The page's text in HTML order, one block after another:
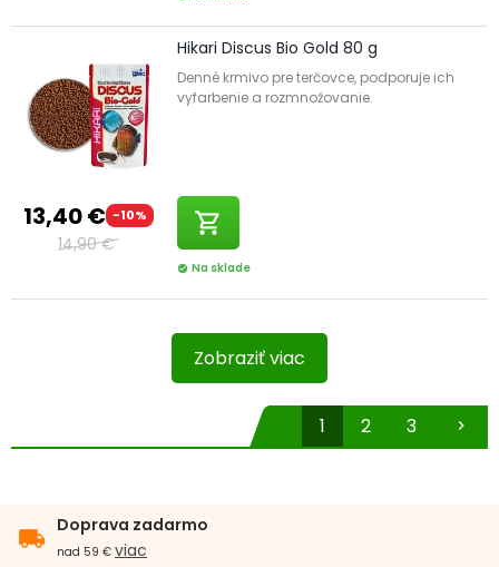
13,40 € -10%
14,90 €
Hikari Discus Bio Gold 80 g
Denné krmivo pre terčovce, podporuje ich
vyfarbenie a rozmnožovanie.
shopping_cart
check_circle Na sklade
Zobraziť viac
1 2 3 chevron_right
local_shipping
Doprava zadarmo
nad 59 € viac